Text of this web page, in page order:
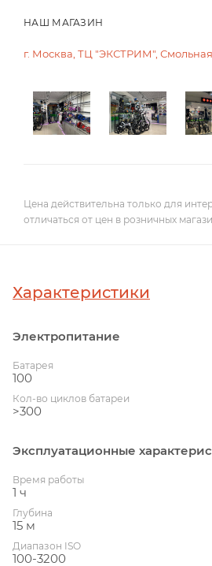
НАШ МАГАЗИН
г. Москва, ТЦ "ЭКСТРИМ", Смольная
Цена действительна только для
отличаться от цен в розничных
Характеристики
Электропитание
Батарея
100
Кол-во циклов батареи
>300
Эксплуатационные
Время работы
1 ч
Глубина
15 м
Диапазон ISO
100-3200